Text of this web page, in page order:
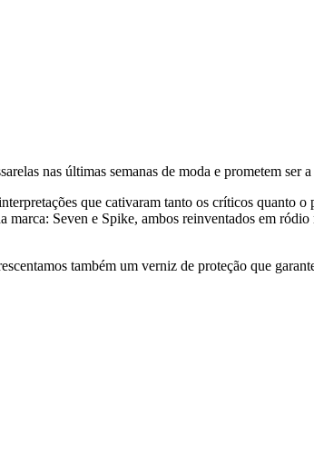
nas últimas semanas de moda e prometem ser
que cativaram tanto os críticos quanto
Seven e Spike, ambos reinventados em
também um verniz de proteção que